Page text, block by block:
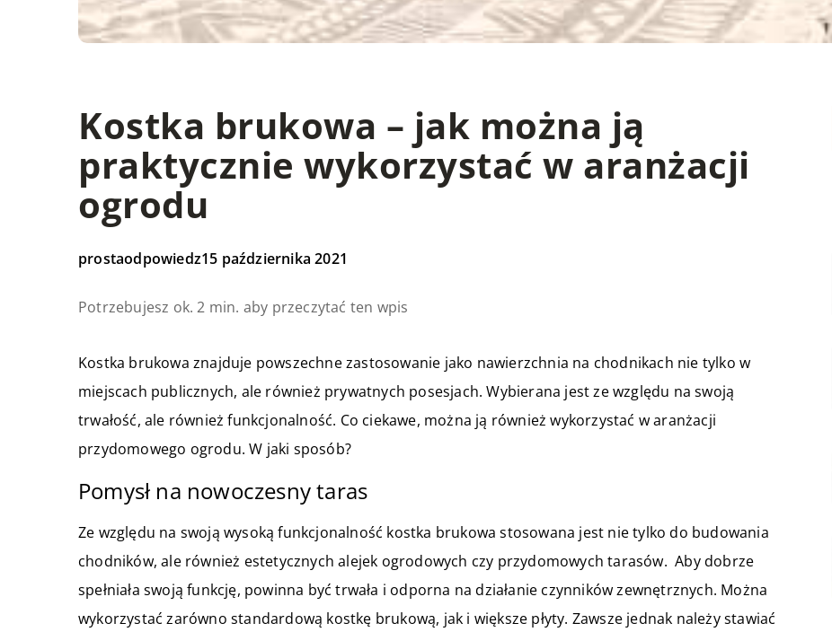
Kostka brukowa – jak można ją
praktycznie wykorzystać w aranżacji
ogrodu
prostaodpowiedz15 października 2021
Potrzebujesz ok. 2 min. aby przeczytać ten wpis
Kostka brukowa znajduje powszechne zastosowanie jako nawierzchnia na chodnikach nie tylko w
miejscach publicznych, ale również prywatnych posesjach. Wybierana jest ze względu na swoją
trwałość, ale również funkcjonalność. Co ciekawe, można ją również wykorzystać w aranżacji
przydomowego ogrodu. W jaki sposób?
Pomysł na nowoczesny taras
Ze względu na swoją wysoką funkcjonalność kostka brukowa stosowana jest nie tylko do budowania
chodników, ale również estetycznych alejek ogrodowych czy przydomowych tarasów. Aby dobrze
spełniała swoją funkcję, powinna być trwała i odporna na działanie czynników zewnętrznych. Można
wykorzystać zarówno standardową kostkę brukową, jak i większe płyty. Zawsze jednak należy stawiać